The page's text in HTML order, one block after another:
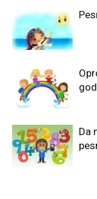
Da